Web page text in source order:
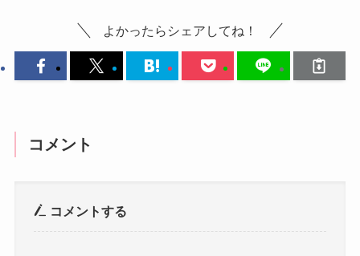
よかったらシェアしてね！
コメント
コメントする